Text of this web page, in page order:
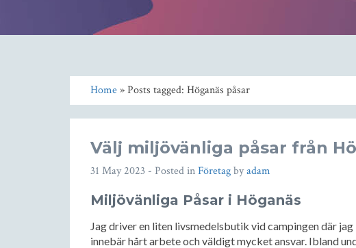
Home» Posts tagged: Höganäs påsar
Välj miljövänliga påsar från
31 May 2023 - Posted inFöretagbyadam
Miljövänliga Påsar i Höganäs
Jag driver en liten livsmedelsbutik vid campingen där
innebär hårt arbete och väldigt mycket ansvar. Ibland